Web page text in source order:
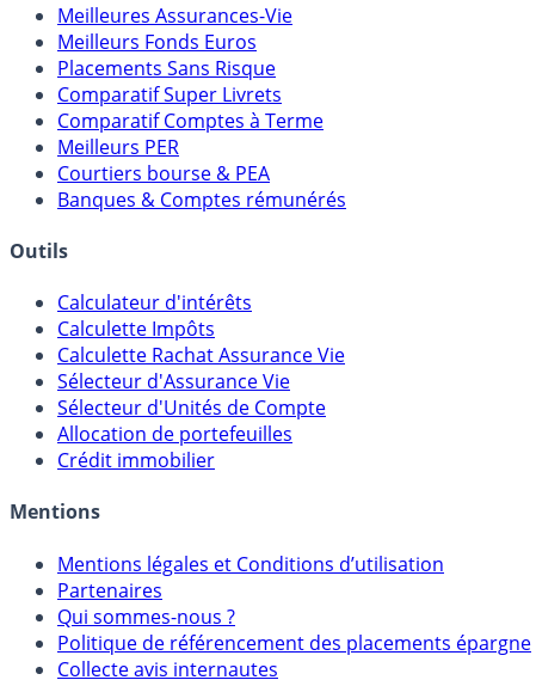
Meilleures Assurances-Vie
Meilleurs Fonds Euros
Placements Sans Risque
Comparatif Super Livrets
Comparatif Comptes à Terme
Meilleurs PER
Courtiers bourse & PEA
Banques & Comptes rémunérés
Outils
Calculateur d'intérêts
Calculette Impôts
Calculette Rachat Assurance Vie
Sélecteur d'Assurance Vie
Sélecteur d'Unités de Compte
Allocation de portefeuilles
Crédit immobilier
Mentions
Mentions légales et Conditions d’utilisation
Partenaires
Qui sommes-nous ?
Politique de référencement des placements épargne
Collecte avis internautes